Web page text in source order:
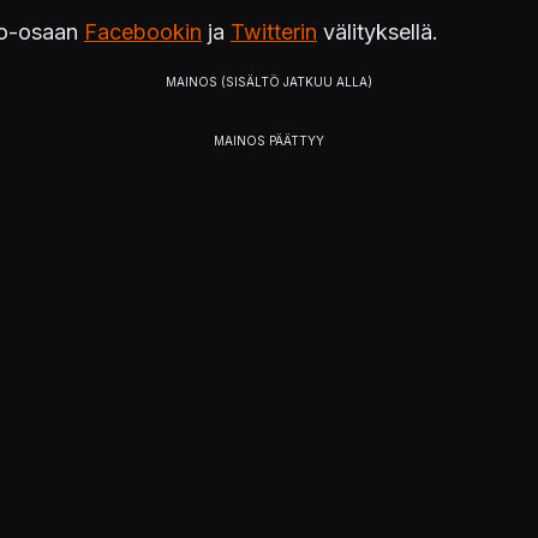
osaan Facebookin ja Twitterin välityksellä.